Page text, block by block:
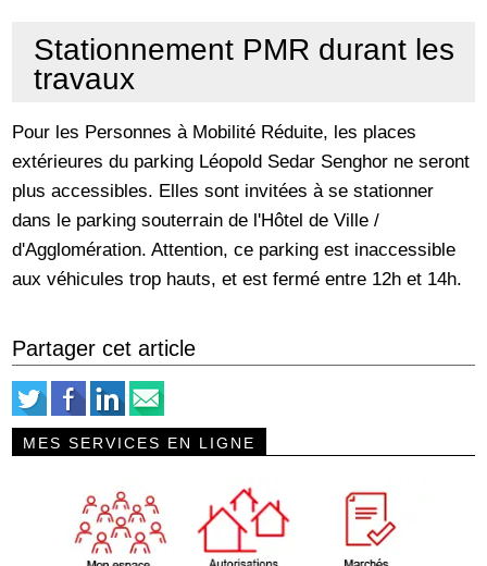
Stationnement PMR durant les
travaux
Pour les Personnes à Mobilité Réduite, les places
extérieures du parking Léopold Sedar Senghor ne seront
plus accessibles. Elles sont invitées à se stationner
dans le parking souterrain de l'Hôtel de Ville /
d'Agglomération. Attention, ce parking est inaccessible
aux véhicules trop hauts, et est fermé entre 12h et 14h.
Partager cet article
MES SERVICES EN LIGNE